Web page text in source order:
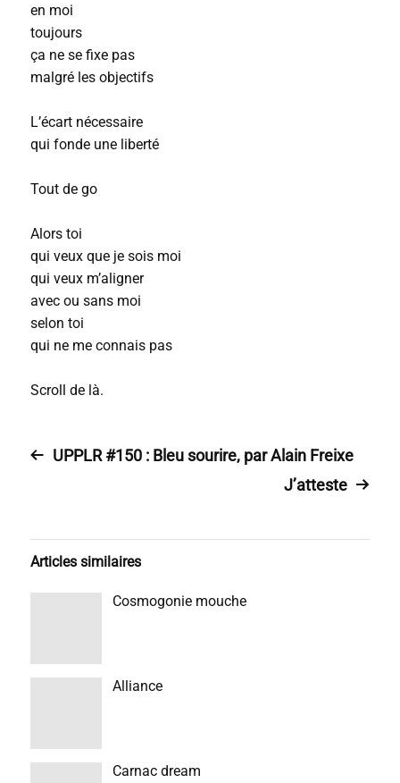
en moi
toujours
ça ne se fixe pas
malgré les objectifs
L’écart nécessaire
qui fonde une liberté
Tout de go
Alors toi
qui veux que je sois moi
qui veux m’aligner
avec ou sans moi
selon toi
qui ne me connais pas
Scroll de là.
UPPLR #150 : Bleu sourire, par Alain Freixe
J’atteste
Articles similaires
Cosmogonie mouche
Alliance
Carnac dream